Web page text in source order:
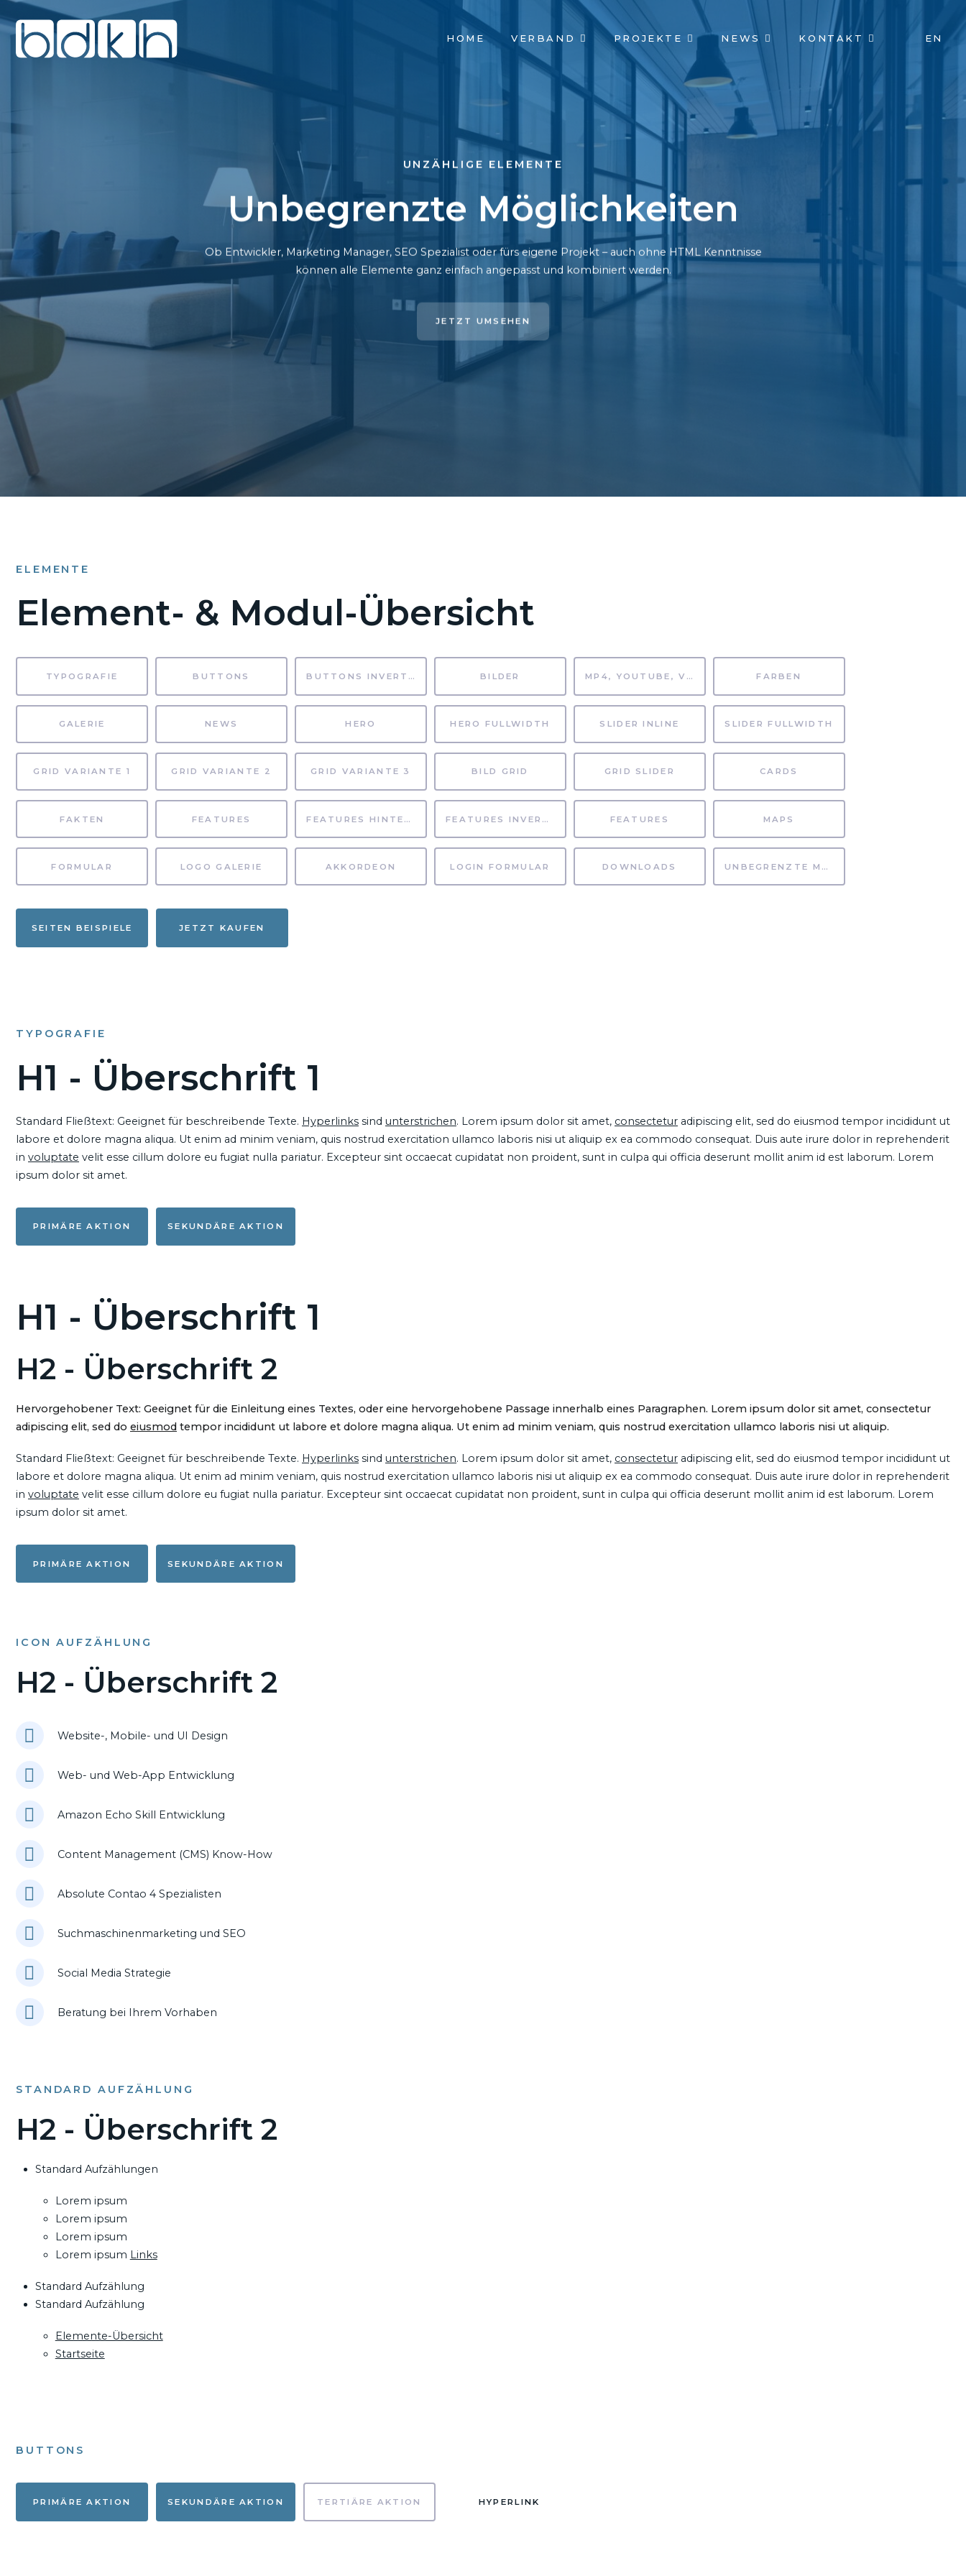
NAVIGATION
ÜBERSPRINGEN
HOME VERBAND PROJEKTE NEWS KONTAKT EN
UNZÄHLIGE ELEMENTE
Unbegrenzte Möglichkeiten
Ob Entwickler, Marketing Manager, SEO Spezialist oder fürs eigene Projekt – auch ohne HTML Kenntnisse
können alle Elemente ganz einfach angepasst und kombiniert werden.
JETZT UMSEHEN
ELEMENTE
Element- & Modul-Übersicht
TYPOGRAFIE BUTTONS BUTTONS INVERTIERT BILDER MP4, YOUTUBE, VIMEO FARBEN
GALERIE NEWS HERO HERO FULLWIDTH SLIDER INLINE SLIDER FULLWIDTH
GRID VARIANTE 1 GRID VARIANTE 2 GRID VARIANTE 3 BILD GRID GRID SLIDER CARDS
FAKTEN FEATURES FEATURES HINTERGRUND FEATURES INVERTIERT FEATURES MAPS
FORMULAR LOGO GALERIE AKKORDEON LOGIN FORMULAR DOWNLOADS UNBEGRENZTE MÖGLICHKEITEN
SEITEN BEISPIELE JETZT KAUFEN
TYPOGRAFIE
H1 - Überschrift 1
Standard Fließtext: Geeignet für beschreibende Texte. Hyperlinks sind unterstrichen. Lorem ipsum dolor sit amet, consectetur adipiscing elit, sed do eiusmod tempor incididunt ut
labore et dolore magna aliqua. Ut enim ad minim veniam, quis nostrud exercitation ullamco laboris nisi ut aliquip ex ea commodo consequat. Duis aute irure dolor in reprehenderit
in voluptate velit esse cillum dolore eu fugiat nulla pariatur. Excepteur sint occaecat cupidatat non proident, sunt in culpa qui officia deserunt mollit anim id est laborum. Lorem
ipsum dolor sit amet.
PRIMÄRE AKTION SEKUNDÄRE AKTION
H1 - Überschrift 1
H2 - Überschrift 2
Hervorgehobener Text: Geeignet für die Einleitung eines Textes, oder eine hervorgehobene Passage innerhalb eines Paragraphen. Lorem ipsum dolor sit amet, consectetur
adipiscing elit, sed do eiusmod tempor incididunt ut labore et dolore magna aliqua. Ut enim ad minim veniam, quis nostrud exercitation ullamco laboris nisi ut aliquip.
Standard Fließtext: Geeignet für beschreibende Texte. Hyperlinks sind unterstrichen. Lorem ipsum dolor sit amet, consectetur adipiscing elit, sed do eiusmod tempor incididunt ut
labore et dolore magna aliqua. Ut enim ad minim veniam, quis nostrud exercitation ullamco laboris nisi ut aliquip ex ea commodo consequat. Duis aute irure dolor in reprehenderit
in voluptate velit esse cillum dolore eu fugiat nulla pariatur. Excepteur sint occaecat cupidatat non proident, sunt in culpa qui officia deserunt mollit anim id est laborum. Lorem
ipsum dolor sit amet.
PRIMÄRE AKTION SEKUNDÄRE AKTION
ICON AUFZÄHLUNG
H2 - Überschrift 2
Website-, Mobile- und UI Design
Web- und Web-App Entwicklung
Amazon Echo Skill Entwicklung
Content Management (CMS) Know-How
Absolute Contao 4 Spezialisten
Suchmaschinenmarketing und SEO
Social Media Strategie
Beratung bei Ihrem Vorhaben
STANDARD AUFZÄHLUNG
H2 - Überschrift 2
Standard Aufzählungen
Lorem ipsum
Lorem ipsum
Lorem ipsum
Lorem ipsum Links
Standard Aufzählung
Standard Aufzählung
Elemente-Übersicht
Startseite
BUTTONS
PRIMÄRE AKTION SEKUNDÄRE AKTION TERTIÄRE AKTION HYPERLINK